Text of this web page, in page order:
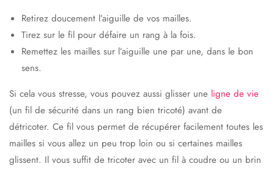
Retirez doucement l’aiguille de vos mailles.
Tirez sur le fil pour défaire un rang à la fois.
Remettez les mailles sur l’aiguille une par une, dans le bon
sens.
Si cela vous stresse, vous pouvez aussi glisser une ligne de vie
(un fil de sécurité dans un rang bien tricoté) avant de
détricoter. Ce fil vous permet de récupérer facilement toutes les
mailles si vous allez un peu trop loin ou si certaines mailles
glissent. Il vous suffit de tricoter avec un fil à coudre ou un brin